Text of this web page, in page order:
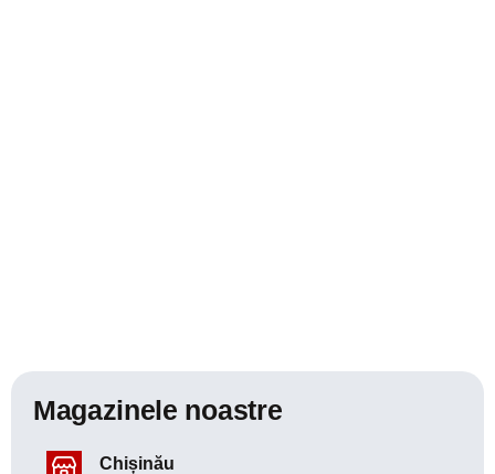
Magazinele noastre
Chișinău